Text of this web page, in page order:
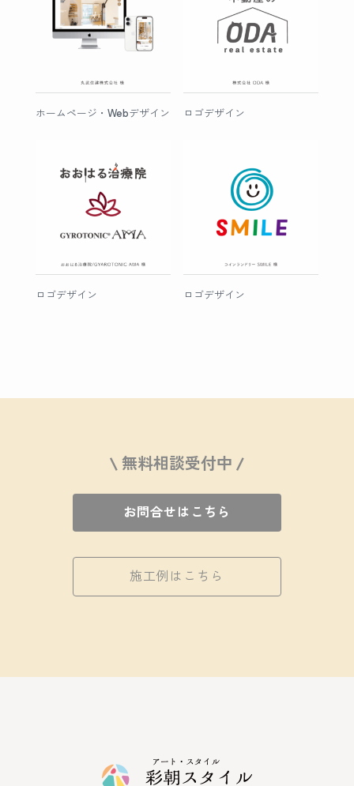
ホームページ・Webデザイン ロゴデザイン
ロゴデザイン ロゴデザイン
\ 無料相談受付中 /
お問合せはこちら
施工例はこちら